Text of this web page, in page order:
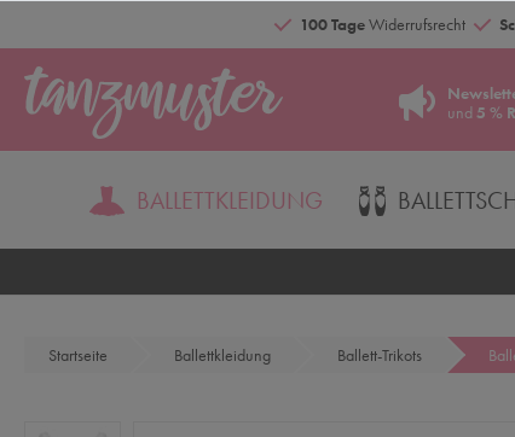
100 TageWiderrufsrecht
und 5 %
BALLETTKLEIDUNG
Startseite Ballettkleidung Ballett-Trikots